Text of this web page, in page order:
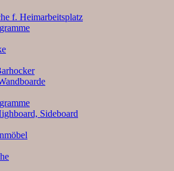
f. Heimarbeitsplatz
Sideboard